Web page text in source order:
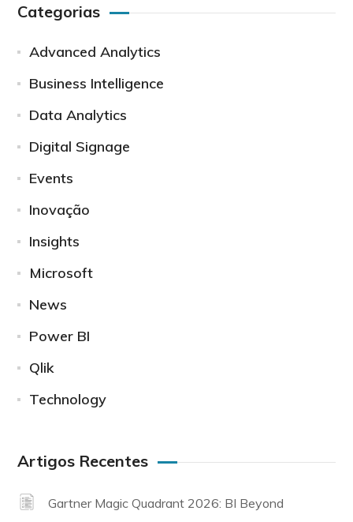
Categorias
Advanced Analytics
Business Intelligence
Data Analytics
Digital Signage
Events
Inovação
Insights
Microsoft
News
Power BI
Qlik
Technology
Artigos Recentes
Gartner Magic Quadrant 2026: BI Beyond